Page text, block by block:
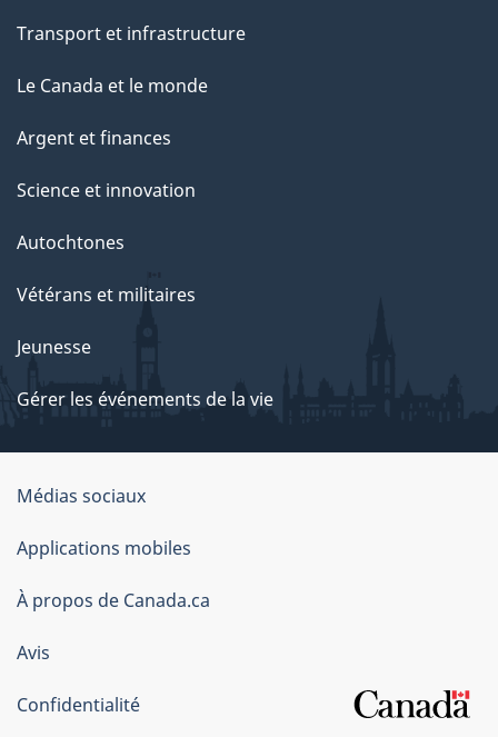
Transport et infrastructure
Le Canada et le monde
Argent et finances
Science et innovation
Autochtones
Vétérans et militaires
Jeunesse
Gérer les événements de la vie
Organisation
du
gouvernement
du
Canada
Médias sociaux
Applications mobiles
À propos de Canada.ca
Avis
Confidentialité